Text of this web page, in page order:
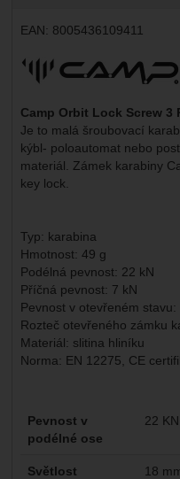
EAN: 8005436109411
Výrobce:
Camp Orbit Lock Screw 3
Je to malá šroubovací
kýbl- poloautomat nebo
materiál. Zámek karabiny
key lock.
Typ: karabina
Hmotnost: 49 g
Podélná pevnost: 22 kN
Příčná pevnost: 7 kN
Pevnost v otevřeném stavu:
Rozteč otevřeného zámku
Materiál: slitina hliníku
Norma: EN 12275, CE
Parametry
Pevnost v
podélné ose
22 KN
Světlost 18